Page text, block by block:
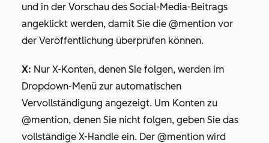
und in der Vorschau des Social-Media-Beitrags
angeklickt werden, damit Sie die @mention vor
der Veröffentlichung überprüfen können.
X: Nur X-Konten, denen Sie folgen, werden im
Dropdown-Menü zur automatischen
Vervollständigung angezeigt. Um Konten zu
@mention, denen Sie nicht folgen, geben Sie das
vollständige X-Handle ein. Der @mention wird